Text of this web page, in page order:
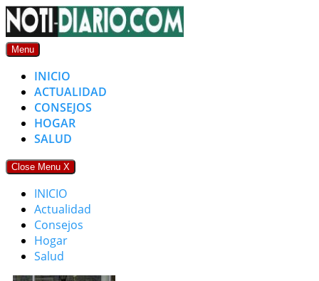
Skip
to
content
Menu
INICIO
ACTUALIDAD
CONSEJOS
HOGAR
SALUD
Close Menu X
INICIO
Actualidad
Consejos
Hogar
Salud